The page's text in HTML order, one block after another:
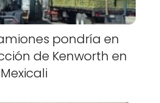
pondría en
de Kenworth en
Mexicali